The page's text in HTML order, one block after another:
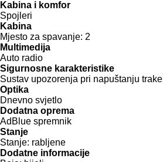
Kabina i komfor
Spojleri
Kabina
Mjesto za spavanje: 2
Multimedija
Auto radio
Sigurnosne karakteristike
Sustav upozorenja pri napuštanju trake
Optika
Dnevno svjetlo
Dodatna oprema
AdBlue spremnik
Stanje
Stanje: rabljene
Dodatne informacije